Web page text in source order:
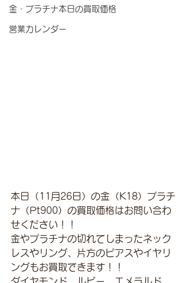
金・プラチナ本日の買取価格
営業カレンダー
本日（11月26日）の金（K18）プラチ
ナ（Pt900）の買取価格はお問い合わ
せください！！
金やプラチナの切れてしまったネック
レスやリング、片方のピアスやイヤリ
ングもお買取できます！！